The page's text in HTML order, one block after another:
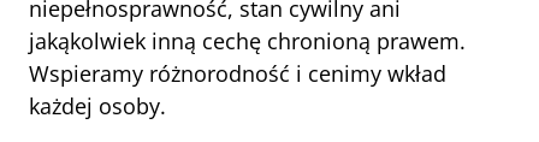
niepełnosprawność, stan cywilny ani
jakąkolwiek inną cechę chronioną prawem.
Wspieramy różnorodność i cenimy wkład
każdej osoby.